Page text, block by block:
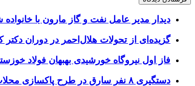
دیدار مدیر عامل نفت و گاز مارون با خانواده
گزیده‌ای از تحولات هلال‌احمر در دوران دکتر
فاز اول نیروگاه خورشیدی بهبهان فولاد
دستگیری ۸ نفر سارق در طرح پاکسازی محلات و کشف ۱۷ فقره سرقت